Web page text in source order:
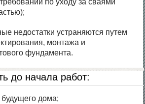
по уходу за сваями
недостатки устраняются путем
монтажа и
фундамента.
до начала работ:
дома;